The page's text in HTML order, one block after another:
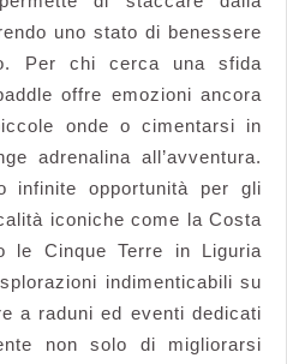
uno stato di benessere
Per chi cerca una sfida
offre emozioni ancora
onde o cimentarsi in
adrenalina all’avventura.
infinite opportunità per gli
iconiche come la Costa
le Cinque Terre in Liguria
indimenticabili su
a raduni ed eventi dedicati
non solo di migliorarsi